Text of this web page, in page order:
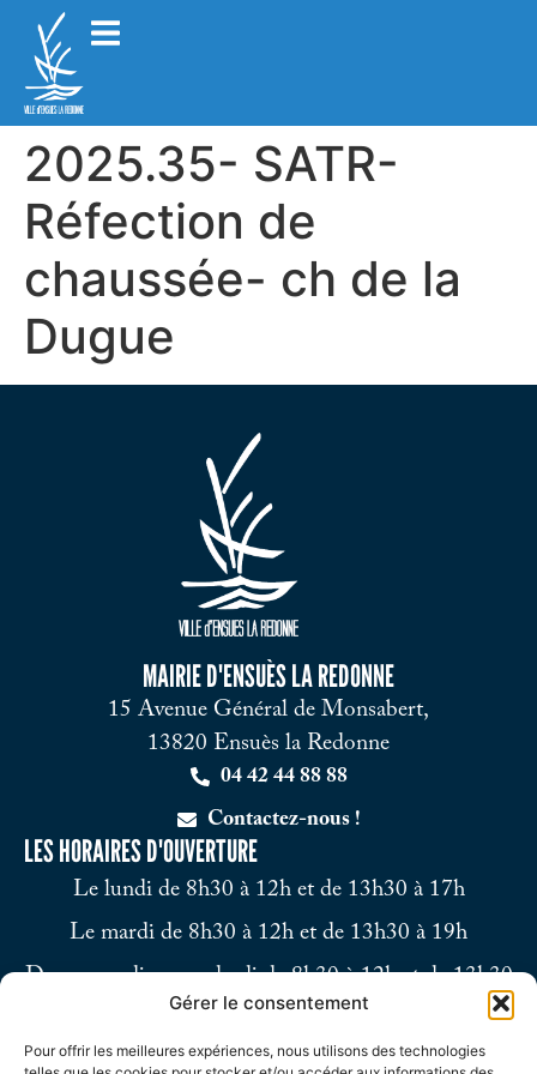
Gérer le consentement
Pour offrir les meilleures expériences, nous utilisons des technologies
2025.35- SATR-
Réfection de
chaussée- ch de la
Dugue
MAIRIE D'ENSUÈS LA REDONNE
15 Avenue Général de Monsabert,
13820 Ensuès la Redonne
04 42 44 88 88
Contactez-nous !
LES HORAIRES D'OUVERTURE
Le lundi de 8h30 à 12h et de 13h30 à 17h
Le mardi de 8h30 à 12h et de 13h30 à 19h
Du mercredi au vendredi de 8h30 à 12h et de 13h30
Le samedi de 9h à 12h